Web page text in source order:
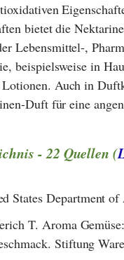
bietet die
Lebensmittel-,
beispielsweise in
Auch in
Duft für eine
- 22 Quellen (
States Department
T. Aroma
Stiftung